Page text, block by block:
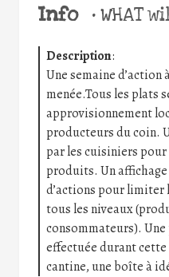
Info •WHAT
Description:
Une semaine d’action
menée.Tous les plats
approvisionnement
producteurs du coin.
par les cuisiniers
produits. Un
d’actions pour limiter
tous les niveaux
consommateurs). Une
effectuée durant
cantine, une boîte à